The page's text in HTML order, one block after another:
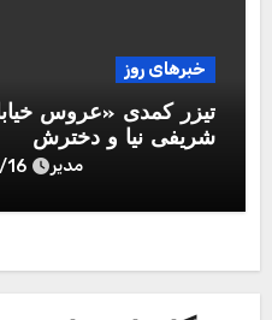
خبرهای روز
تیزر کمدی «عروس
شریفی نیا و دخترش
مدیر